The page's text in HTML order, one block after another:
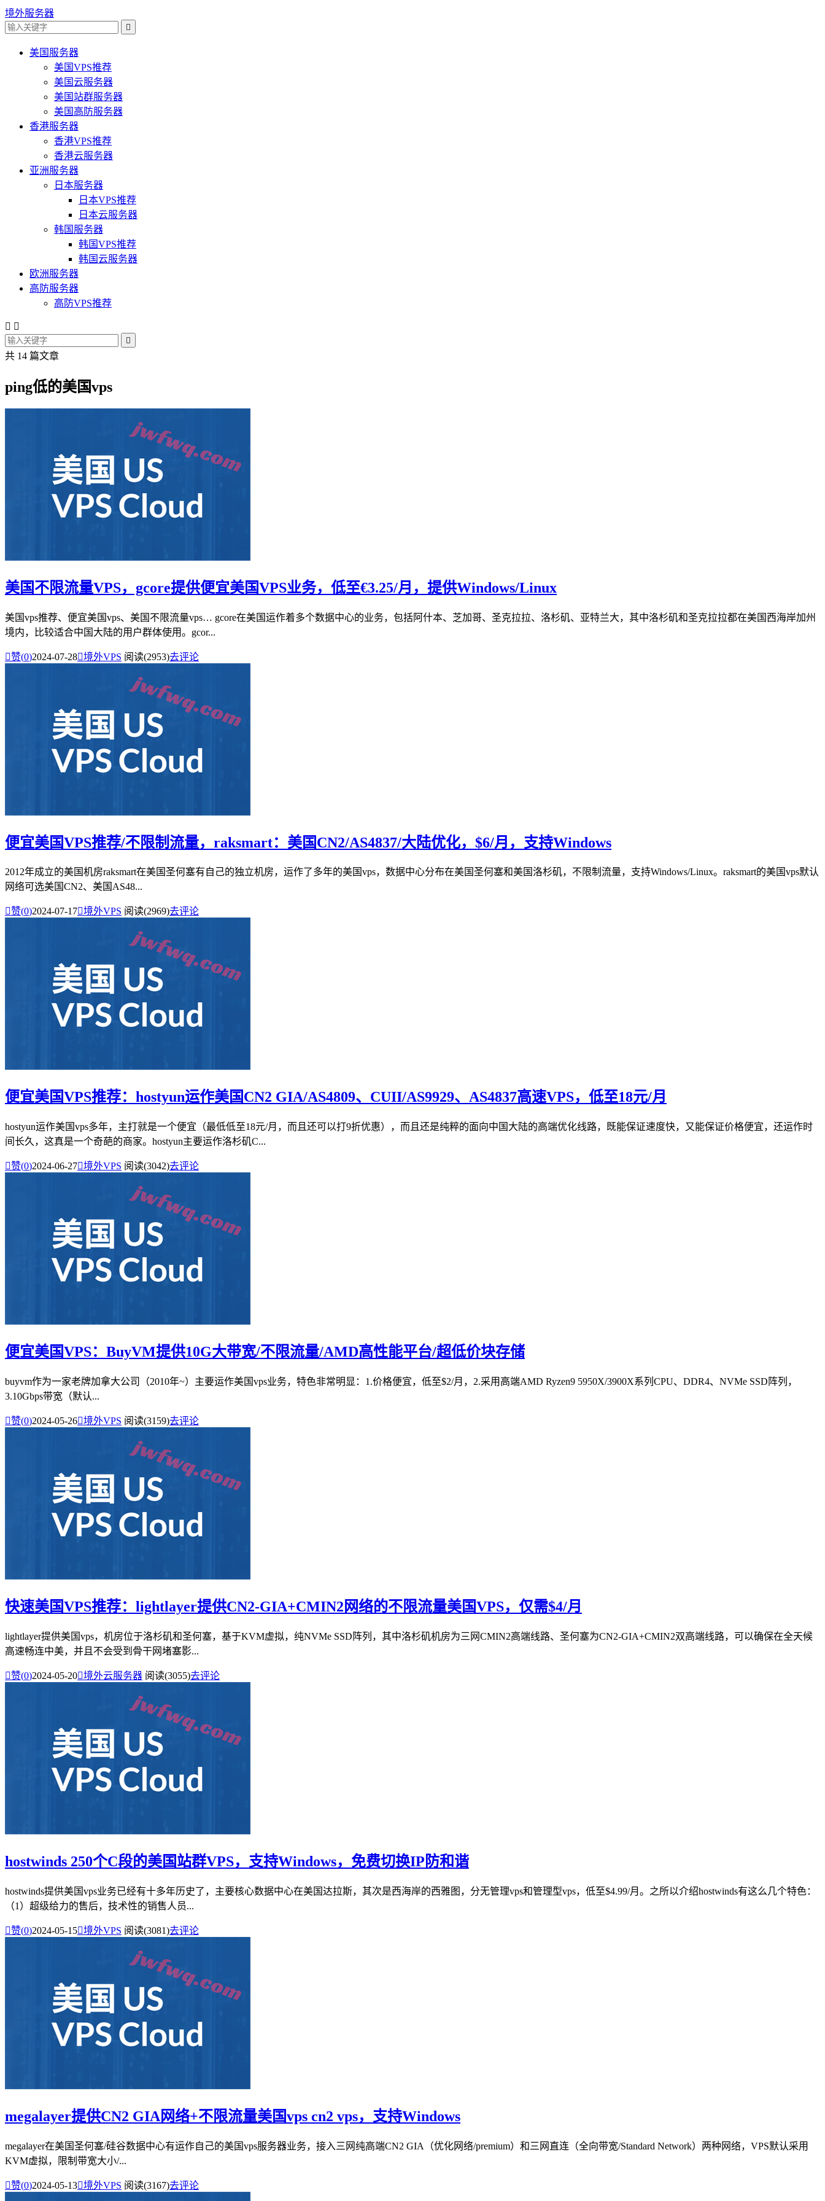
境外服务器

美国服务器
美国VPS推荐
美国云服务器
美国站群服务器
美国高防服务器
香港服务器
香港VPS推荐
香港云服务器
亚洲服务器
日本服务器
日本VPS推荐
日本云服务器
韩国服务器
韩国VPS推荐
韩国云服务器
欧洲服务器
高防服务器
高防VPS推荐
 

共 14 篇文章
ping低的美国vps
美国不限流量VPS，gcore提供便宜美国VPS业务，低至€3.25/月，提供Windows/Linux
美国vps推荐、便宜美国vps、美国不限流量vps… gcore在美国运作着多个数据中心的业务，包括阿什本、芝加哥、圣克拉拉、洛杉矶、亚特兰大，其中洛杉矶和圣克拉拉都在美国西海岸加州
境内，比较适合中国大陆的用户群体使用。gcor...
赞(0)2024-07-28境外VPS 阅读(2953)去评论
便宜美国VPS推荐/不限制流量，raksmart：美国CN2/AS4837/大陆优化，$6/月，支持Windows
2012年成立的美国机房raksmart在美国圣何塞有自己的独立机房，运作了多年的美国vps，数据中心分布在美国圣何塞和美国洛杉矶，不限制流量，支持Windows/Linux。raksmart的美国vps默认
网络可选美国CN2、美国AS48...
赞(0)2024-07-17境外VPS 阅读(2969)去评论
便宜美国VPS推荐：hostyun运作美国CN2 GIA/AS4809、CUII/AS9929、AS4837高速VPS，低至18元/月
hostyun运作美国vps多年，主打就是一个便宜（最低低至18元/月，而且还可以打9折优惠），而且还是纯粹的面向中国大陆的高端优化线路，既能保证速度快，又能保证价格便宜，还运作时
间长久，这真是一个奇葩的商家。hostyun主要运作洛杉矶C...
赞(0)2024-06-27境外VPS 阅读(3042)去评论
便宜美国VPS：BuyVM提供10G大带宽/不限流量/AMD高性能平台/超低价块存储
buyvm作为一家老牌加拿大公司（2010年~）主要运作美国vps业务，特色非常明显：1.价格便宜，低至$2/月，2.采用高端AMD Ryzen9 5950X/3900X系列CPU、DDR4、NVMe SSD阵列，
3.10Gbps带宽（默认...
赞(0)2024-05-26境外VPS 阅读(3159)去评论
快速美国VPS推荐：lightlayer提供CN2-GIA+CMIN2网络的不限流量美国VPS，仅需$4/月
lightlayer提供美国vps，机房位于洛杉矶和圣何塞，基于KVM虚拟，纯NVMe SSD阵列，其中洛杉矶机房为三网CMIN2高端线路、圣何塞为CN2-GIA+CMIN2双高端线路，可以确保在全天候
高速畅连中美，并且不会受到骨干网堵塞影...
赞(0)2024-05-20境外云服务器 阅读(3055)去评论
hostwinds 250个C段的美国站群VPS，支持Windows，免费切换IP防和谐
hostwinds提供美国vps业务已经有十多年历史了，主要核心数据中心在美国达拉斯，其次是西海岸的西雅图，分无管理vps和管理型vps，低至$4.99/月。之所以介绍hostwinds有这么几个特色：
（1）超级给力的售后，技术性的销售人员...
赞(0)2024-05-15境外VPS 阅读(3081)去评论
megalayer提供CN2 GIA网络+不限流量美国vps cn2 vps，支持Windows
megalayer在美国圣何塞/硅谷数据中心有运作自己的美国vps服务器业务，接入三网纯高端CN2 GIA（优化网络/premium）和三网直连（全向带宽/Standard Network）两种网络，VPS默认采用
KVM虚拟，限制带宽大小/...
赞(0)2024-05-13境外VPS 阅读(3167)去评论